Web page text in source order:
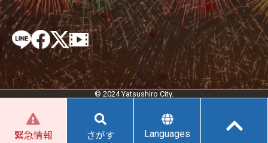
© 2024 Yatsushiro City.
緊急情報 さがす Languages